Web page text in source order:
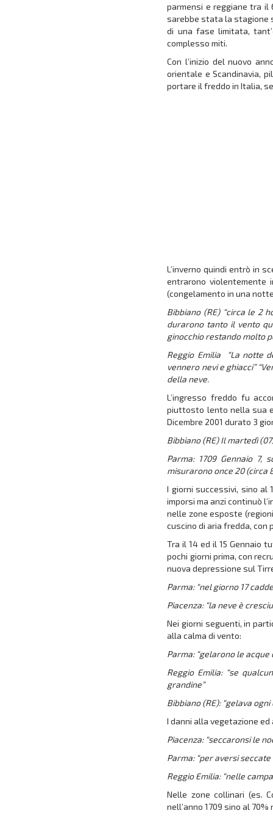
parmensi e reggiane tra
sarebbe stata la stagione
di una fase limitata,
complesso miti.
Con l’inizio del nuovo
orientale e Scandinavia,
portare il freddo in Italia,
L’inverno quindi entrò in
entrarono violentemente
(congelamento in una
Bibbiano (RE) “circa le 2
durarono tanto il vento
ginocchio restando molto
Reggio Emilia
“La notte
vennero nevi e ghiacci”
della neve.
L’ingresso freddo fu
piuttosto lento nella sua
Dicembre 2001 durato 3
Bibbiano (RE) Il martedì
Parma: 1709 Gennaio
misurarono once 20 (circa
I giorni successivi, sino al
imporsi ma anzi continuò
nelle zone esposte
cuscino di aria fredda, con
Tra il 14 ed il 15 Gennaio
pochi giorni prima, con
nuova depressione sul
Parma: “nel giorno 17
Piacenza: “la neve è
Nei giorni seguenti, in
alla calma di vento:
Parma: “gelarono le
Reggio Emilia: “se
grandine”
Bibbiano (RE): “gelava
I danni alla vegetazione
Piacenza: “seccaronsi le
Parma: “per aversi
Reggio Emilia: “nelle
Nelle zone collinari (es.
nell’anno 1709 sino al